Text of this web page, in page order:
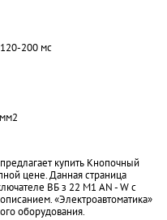
120-200 мс
предлагает купить Кнопочный
цене. Данная страница
ВБ з 22 M1 AN - W с
«Электроавтоматика»
оборудования.